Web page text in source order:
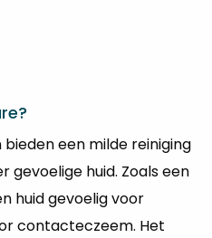
een milde reiniging
gevoelige huid. Zoals een
huid gevoelig voor
contacteczeem. Het